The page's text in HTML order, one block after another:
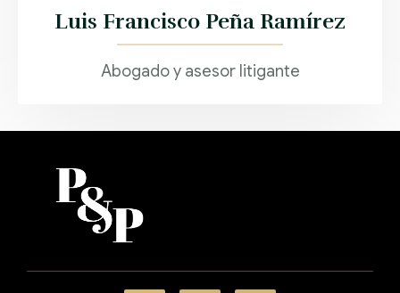
Luis Francisco Peña Ramírez
Abogado y asesor litigante